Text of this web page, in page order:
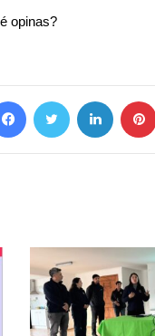
opinas?